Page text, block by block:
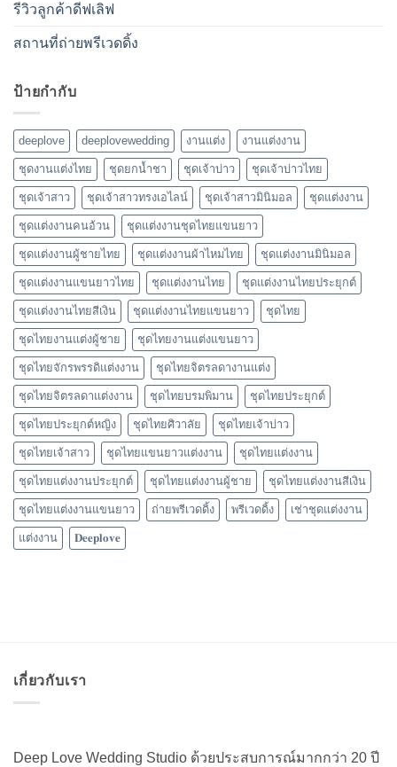
รีวิวลูกค้าดีฟเลิฟ
สถานที่ถ่ายพรีเวดดิ้ง
ป้ายกำกับ
deeplove deeplovewedding งานแต่ง งานแต่งงาน
ชุดงานแต่งไทย ชุดยกน้ำชา ชุดเจ้าบ่าว ชุดเจ้าบ่าวไทย
ชุดเจ้าสาว ชุดเจ้าสาวทรงเอไลน์ ชุดเจ้าสาวมินิมอล ชุดแต่งงาน
ชุดแต่งงานคนอ้วน ชุดแต่งงานชุดไทยแขนยาว
ชุดแต่งงานผู้ชายไทย ชุดแต่งงานผ้าไหมไทย ชุดแต่งงานมินิมอล
ชุดแต่งงานแขนยาวไทย ชุดแต่งงานไทย ชุดแต่งงานไทยประยุกต์
ชุดแต่งงานไทยสีเงิน ชุดแต่งงานไทยแขนยาว ชุดไทย
ชุดไทยงานแต่งผู้ชาย ชุดไทยงานแต่งแขนยาว
ชุดไทยจักรพรรดิแต่งงาน ชุดไทยจิตรลดางานแต่ง
ชุดไทยจิตรลดาแต่งงาน ชุดไทยบรมพิมาน ชุดไทยประยุกต์
ชุดไทยประยุกต์หญิง ชุดไทยศิวาลัย ชุดไทยเจ้าบ่าว
ชุดไทยเจ้าสาว ชุดไทยแขนยาวแต่งงาน ชุดไทยแต่งงาน
ชุดไทยแต่งงานประยุกต์ ชุดไทยแต่งงานผู้ชาย ชุดไทยแต่งงานสีเงิน
ชุดไทยแต่งงานแขนยาว ถ่ายพรีเวดดิ้ง พรีเวดดิ้ง เช่าชุดแต่งงาน
แต่งงาน 𝐃𝐞𝐞𝐩𝐥𝐨𝐯𝐞
เกี่ยวกับเรา
Deep Love Wedding Studio ด้วยประสบการณ์มากกว่า 20 ปี